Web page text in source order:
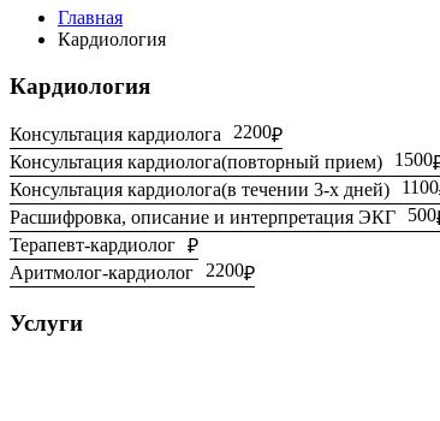
Главная
Кардиология
Кардиология
Консультация кардиолога 2200
Консультация кардиолога(повторный прием)
1500
Консультация кардиолога(в течении 3-х дней)
1100
Расшифровка, описание и интерпретация ЭКГ
500
Терапевт-кардиолог
Аритмолог-кардиолог 2200
Услуги